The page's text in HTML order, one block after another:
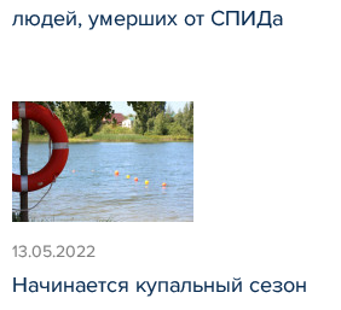
людей, умерших от СПИДа
13.05.2022
Начинается купальный сезон